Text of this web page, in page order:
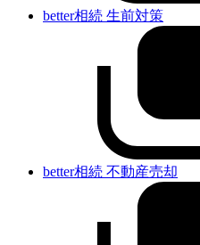
better相続 生前対策
better相続 不動産売却